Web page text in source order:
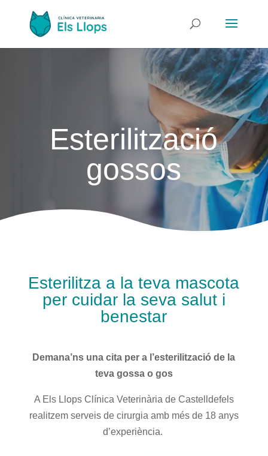
Esterilització
gossos
Esterilitza a la teva mascota
per cuidar la seva salut i
benestar
Demana’ns una cita per a l’esterilització de la
teva gossa o gos
A Els Llops Clínica Veterinària de Castelldefels
realitzem serveis de cirurgia amb més de 18 anys
d’experiència.